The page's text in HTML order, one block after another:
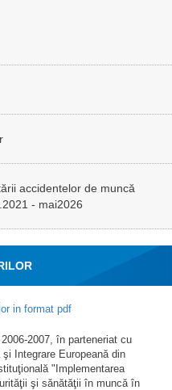
accidentelor de muncă
- mai2026
in format pdf
2007, în parteneriat cu
Integrare Europeană din
"Implementarea
şi sănătăţii în muncă în